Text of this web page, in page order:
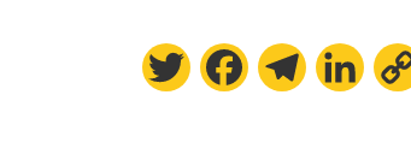
Twitter FacebookTelegram